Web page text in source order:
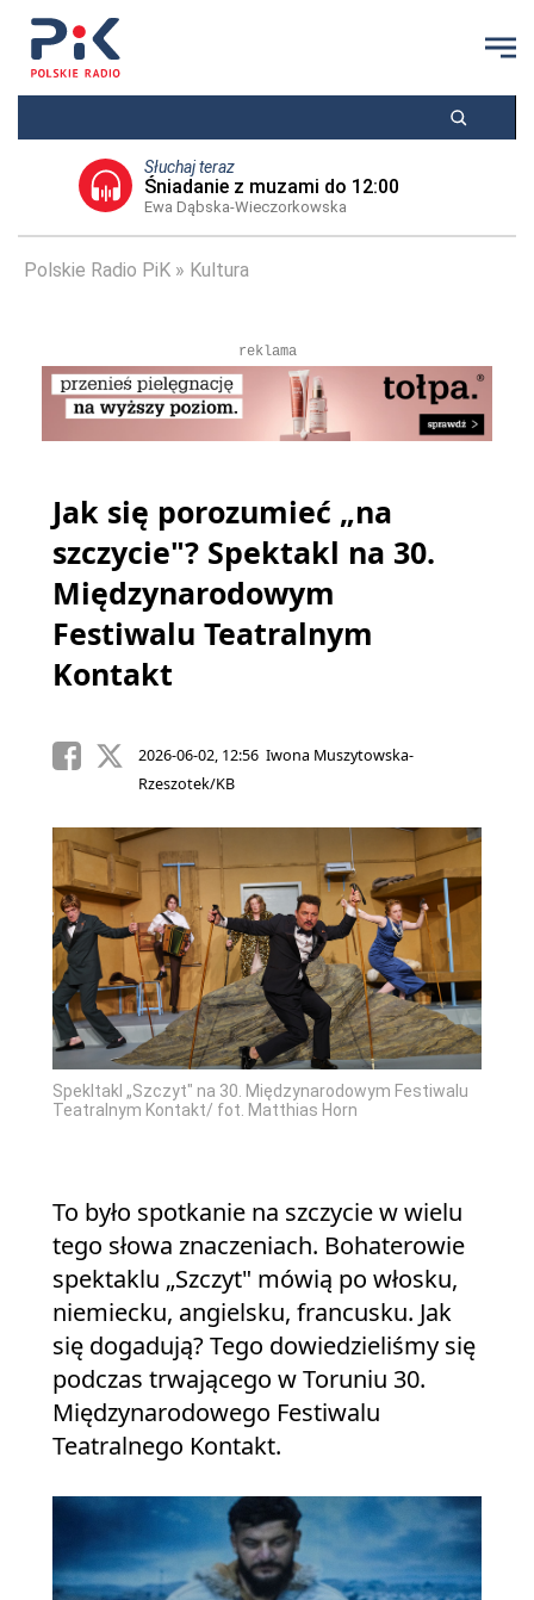
Słuchaj teraz
Śniadanie z muzami do 12:00
Ewa Dąbska-Wieczorkowska
Polskie Radio PiK Kultura
reklama
Jak się porozumieć „na
szczycie"? Spektakl na 30.
Międzynarodowym
Festiwalu Teatralnym
Kontakt
2026-06-02, 12:56 Iwona Muszytowska-
Rzeszotek/KB
Spekltakl „Szczyt" na 30. Międzynarodowym Festiwalu
Teatralnym Kontakt/ fot. Matthias Horn
To było spotkanie na szczycie w wielu
tego słowa znaczeniach. Bohaterowie
spektaklu „Szczyt" mówią po włosku,
niemiecku, angielsku, francusku. Jak
się dogadują? Tego dowiedzieliśmy się
podczas trwającego w Toruniu 30.
Międzynarodowego Festiwalu
Teatralnego Kontakt.